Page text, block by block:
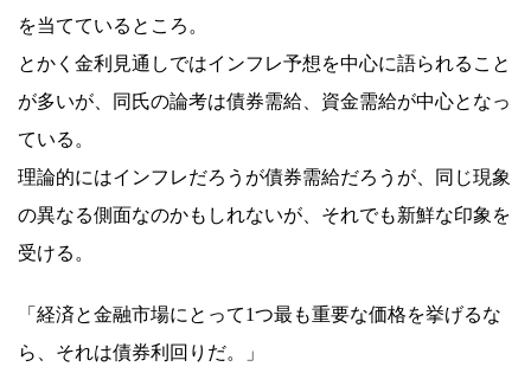
を当てているところ。
とかく金利見通しではインフレ予想を中心に語られること
が多いが、同氏の論考は債券需給、資金需給が中心となっ
ている。
理論的にはインフレだろうが債券需給だろうが、同じ現象
の異なる側面なのかもしれないが、それでも新鮮な印象を
受ける。
「経済と金融市場にとって1つ最も重要な価格を挙げるな
ら、それは債券利回りだ。」